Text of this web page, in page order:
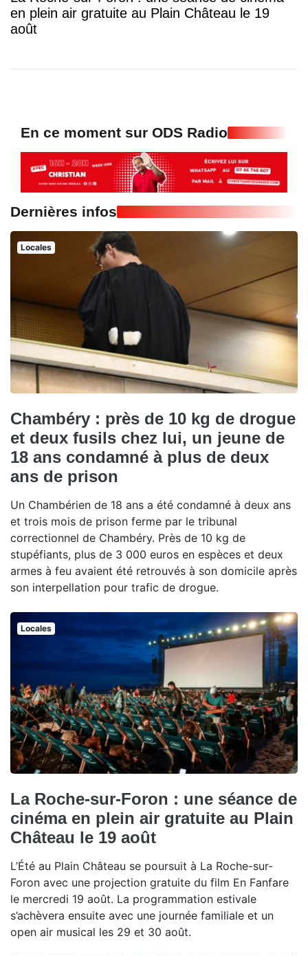
en plein air gratuite au Plain Château le 19
août
En ce moment sur ODS Radio
Dernières infos
Locales
Chambéry : près de 10 kg de drogue
et deux fusils chez lui, un jeune de
18 ans condamné à plus de deux
ans de prison
Un Chambérien de 18 ans a été condamné à deux ans
et trois mois de prison ferme par le tribunal
correctionnel de Chambéry. Près de 10 kg de
stupéfiants, plus de 3 000 euros en espèces et deux
armes à feu avaient été retrouvés à son domicile après
son interpellation pour trafic de drogue.
Locales
La Roche-sur-Foron : une séance de
cinéma en plein air gratuite au Plain
Château le 19 août
L’Été au Plain Château se poursuit à La Roche-sur-
Foron avec une projection gratuite du film En Fanfare
le mercredi 19 août. La programmation estivale
s’achèvera ensuite avec une journée familiale et un
open air musical les 29 et 30 août.